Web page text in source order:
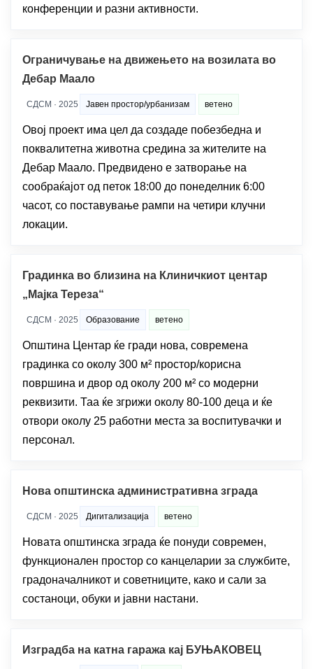
конференции и разни активности.
Ограничување на движењето на возилата во
Дебар Маало
СДСМ · 2025 Јавен простор/урбанизам ветено
Овој проект има цел да создаде побезбедна и
поквалитетна животна средина за жителите на
Дебар Маало. Предвидено е затворање на
сообраќајот од петок 18:00 до понеделник 6:00
часот, со поставување рампи на четири клучни
локации.
Градинка во близина на Клиничкиот центар
„Мајка Тереза“
СДСМ · 2025 Образование ветено
Општина Центар ќе гради нова, современа
градинка со околу 300 м² простор/корисна
површина и двор од околу 200 м² со модерни
реквизити. Таа ќе згрижи околу 80-100 деца и ќе
отвори околу 25 работни места за воспитувачки и
персонал.
Нова општинска административна зграда
СДСМ · 2025 Дигитализација ветено
Новата општинска зграда ќе понуди современ,
функционален простор со канцеларии за службите,
градоначалникот и советниците, како и сали за
состаноци, обуки и јавни настани.
Изградба на катна гаража кај БУЊАКОВЕЦ